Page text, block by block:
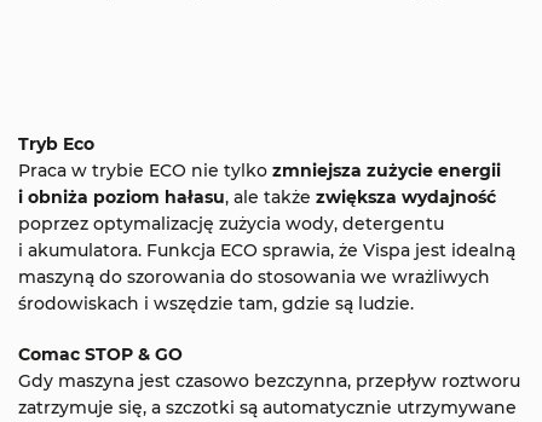
Tryb Eco
Praca w trybie ECO nie tylko zmniejsza zużycie energii
i obniża poziom hałasu, ale także zwiększa wydajność
poprzez optymalizację zużycia wody, detergentu
i akumulatora. Funkcja ECO sprawia, że ​​Vispa jest idealną
maszyną do szorowania do stosowania we wrażliwych
środowiskach i wszędzie tam, gdzie są ludzie.
Comac STOP & GO
Gdy maszyna jest czasowo bezczynna, przepływ roztworu
zatrzymuje się, a szczotki są automatycznie utrzymywane